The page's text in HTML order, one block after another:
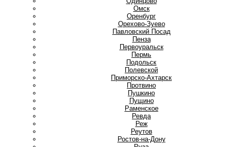
Омск
Оренбург
Орехово-Зуево
Павловский Посад
Пенза
Первоуральск
Пермь
Подольск
Полевской
Приморско-Ахтарск
Протвино
Пушкино
Пущино
Раменское
Ревда
Реж
Реутов
Ростов-на-Дону